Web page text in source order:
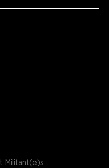
Militant(e)s